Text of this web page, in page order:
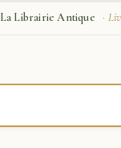
La Librairie Antique ·